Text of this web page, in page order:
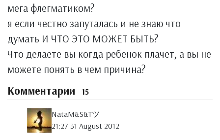
мега флегматиком?
я если честно запуталась и не знаю что
думать И ЧТО ЭТО МОЖЕТ БЫТЬ?
Что делаете вы когда ребенок плачет, а вы не
можете понять в чем причина?
Комментарии 15
NataM&S&Tツ
21:27 31 August 2012